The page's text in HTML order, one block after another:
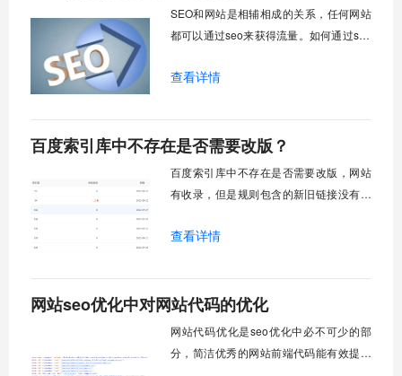
SEO和网站是相辅相成的关系，任何网站
都可以通过seo来获得流量。如何通过seo
问题。
查看详情
百度索引库中不存在是否需要改版？
百度索引库中不存在是否需要改版，网站
有收录，但是规则包含的新旧链接没有收
据。
查看详情
网站seo优化中对网站代码的优化
网站代码优化是seo优化中必不可少的部
分，简洁优秀的网站前端代码能有效提高